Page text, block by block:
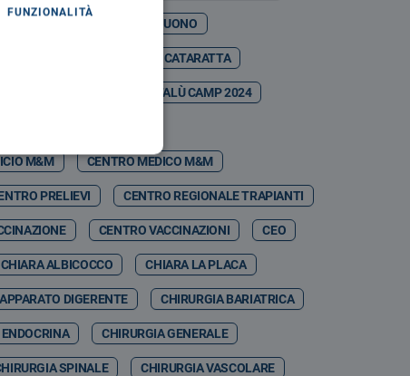
MARTINA CASTELBUONO
CATARATTA
CEFALÙ CAMP 2024
M&M CENTRO MEDICO M&M
PRELIEVI CENTRO REGIONALE TRAPIANTI
CENTRO VACCINAZIONI CEO
CHIARA ALBICOCCO CHIARA LA PLACA
DIGERENTE CHIRURGIA BARIATRICA
CHIRURGIA GENERALE
SPINALE CHIRURGIA VASCOLARE
FUNZIONALITÀ